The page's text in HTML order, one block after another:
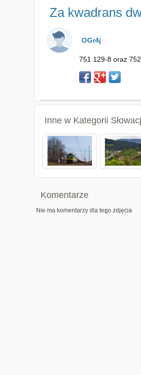
Za kwadrans
OGr4j
751 129-8 oraz
Inne w Kategorii
Komentarze
Nie ma komentarzy dla tego zdjęcia